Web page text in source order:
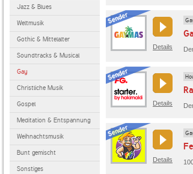
Jazz & Blues
Weltmusik
Gothic & Mittelalter
Soundtracks & Musical
Gay
Christliche Musik
Gospel
Meditation & Entspannung
Weihnachtsmusik
Bunt gemischt
Sonstiges
Details
Details
Details